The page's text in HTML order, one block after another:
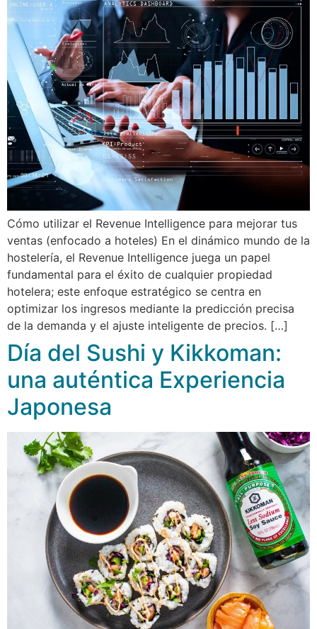
Cómo utilizar el Revenue Intelligence para mejorar tus
ventas (enfocado a hoteles) En el dinámico mundo de la
hostelería, el Revenue Intelligence juega un papel
fundamental para el éxito de cualquier propiedad
hotelera; este enfoque estratégico se centra en
optimizar los ingresos mediante la predicción precisa
de la demanda y el ajuste inteligente de precios. […]
Día del Sushi y Kikkoman:
una auténtica Experiencia
Japonesa